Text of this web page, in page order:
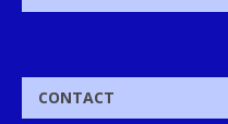
CONTACT